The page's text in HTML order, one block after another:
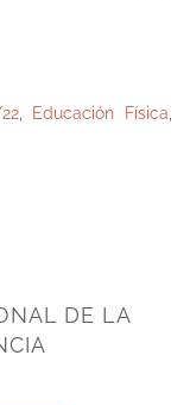
, Educación Física
DE LA